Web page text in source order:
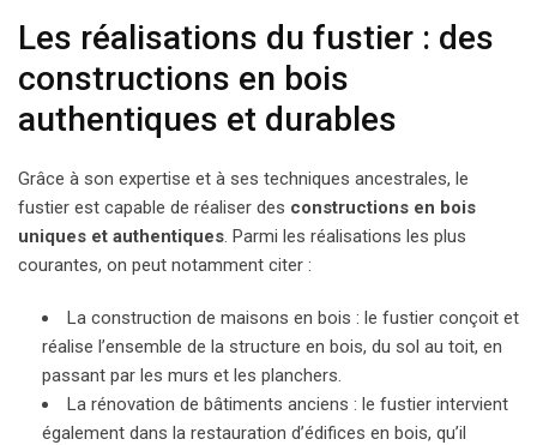
Les réalisations du fustier : des
constructions en bois
authentiques et durables
Grâce à son expertise et à ses techniques ancestrales, le
fustier est capable de réaliser des constructions en bois
uniques et authentiques. Parmi les réalisations les plus
courantes, on peut notamment citer :
La construction de maisons en bois : le fustier conçoit et
réalise l’ensemble de la structure en bois, du sol au toit, en
passant par les murs et les planchers.
La rénovation de bâtiments anciens : le fustier intervient
également dans la restauration d’édifices en bois, qu’il